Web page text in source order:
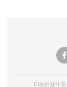
Copyright ©